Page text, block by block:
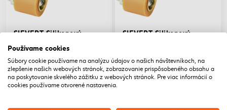
SIEVERT Silikonový
SIEVERT Silikonový valček
na fólie 28mm
54,25€/ks Skladom
SIEVERT Silikonový
na fólie 45mm
56,15€/ks Skladom
Používame cookies
Súbory cookie používame na analýzu údajov o našich návštevníkoch, na
zlepšenie našich webových stránok, zobrazovanie prispôsobeného obsahu a
na poskytovanie skvelého zážitku z webových stránok. Pre viac informácií o
cookies používame otvorené nastavenia.